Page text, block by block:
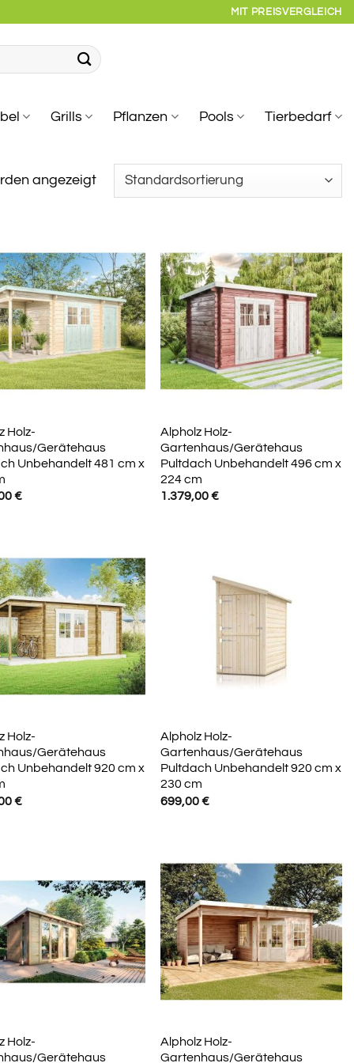
MIT PREISVERGLEICH
Grills Pflanzen Pools Tierbedarf
angezeigt
Holz-
Gerätehaus
Unbehandelt 481 cm x
€
Alpholz Holz-
Gartenhaus/Gerätehaus
Pultdach Unbehandelt 496 cm x
224 cm
1.379,00€
Holz-
Gerätehaus
Unbehandelt 920 cm x
€
Alpholz Holz-
Gartenhaus/Gerätehaus
Pultdach Unbehandelt 920 cm x
230 cm
699,00€
Holz-
Gerätehaus
Alpholz Holz-
Gartenhaus/Gerätehaus